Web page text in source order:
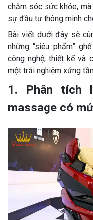
chăm sóc sức khỏe,
sự đầu tư thông minh
Bài viết dưới đây sẽ
những “siêu phẩm”
công nghệ, thiết kế và
một trải nghiệm xứng
1. Phân tích
massage có